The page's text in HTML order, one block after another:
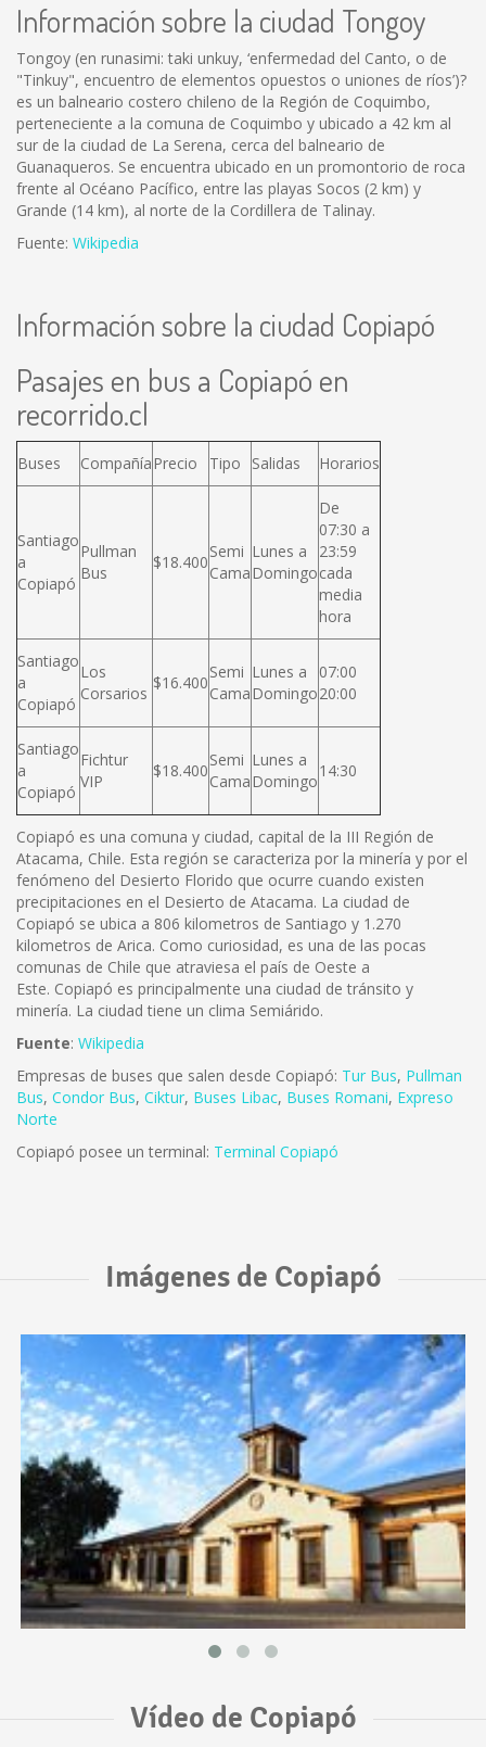
Información sobre la ciudad Tongoy
Tongoy (en runasimi: taki unkuy, ‘enfermedad del Canto, o de
"Tinkuy", encuentro de elementos opuestos o uniones de ríos’)?
es un balneario costero chileno de la Región de Coquimbo,
perteneciente a la comuna de Coquimbo y ubicado a 42 km al
sur de la ciudad de La Serena, cerca del balneario de
Guanaqueros. Se encuentra ubicado en un promontorio de roca
frente al Océano Pacífico, entre las playas Socos (2 km) y
Grande (14 km), al norte de la Cordillera de Talinay.
Fuente: Wikipedia
Información sobre la ciudad Copiapó
Pasajes en bus a Copiapó en
recorrido.cl
Buses CompañíaPrecio Tipo Salidas Horarios
Santiago
a
Copiapó
Pullman
Bus
$18.400
Semi
Cama
Lunes a
Domingo
De
07:30 a
23:59
cada
media
hora
Santiago
a
Copiapó
Los
Corsarios
$16.400
Semi
Cama
Lunes a
Domingo
07:00
20:00
Santiago
a
Copiapó
Fichtur
VIP
$18.400
Semi
Cama
Lunes a
Domingo
14:30
Copiapó es una comuna y ciudad, capital de la III Región de
Atacama, Chile. Esta región se caracteriza por la minería y por el
fenómeno del Desierto Florido que ocurre cuando existen
precipitaciones en el Desierto de Atacama. La ciudad de
Copiapó se ubica a 806 kilometros de Santiago y 1.270
kilometros de Arica. Como curiosidad, es una de las pocas
comunas de Chile que atraviesa el país de Oeste a
Este. Copiapó es principalmente una ciudad de tránsito y
minería. La ciudad tiene un clima Semiárido.
Fuente: Wikipedia
Empresas de buses que salen desde Copiapó: Tur Bus, Pullman
Bus, Condor Bus, Ciktur, Buses Libac, Buses Romani, Expreso
Norte
Copiapó posee un terminal: Terminal Copiapó
Imágenes de Copiapó
Vídeo de Copiapó